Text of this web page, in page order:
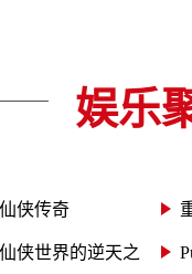
娱乐
侠传奇
侠世界的逆天之